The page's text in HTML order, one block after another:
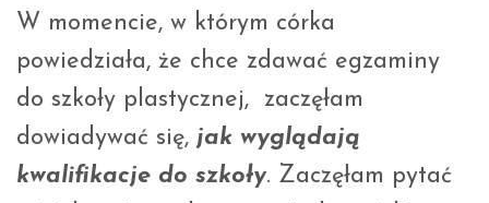
W momencie, w którym córka
powiedziała, że chce zdawać egzaminy
do szkoły plastycznej, zaczęłam
dowiadywać się, jak wyglądają
kwalifikacje do szkoły. Zaczęłam pytać